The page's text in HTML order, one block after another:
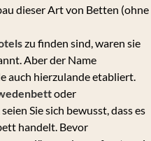
dieser Art von Betten (ohne
zu finden sind, waren sie
Aber der Name
auch hierzulande etabliert.
oder
Sie sich bewusst, dass es
handelt. Bevor